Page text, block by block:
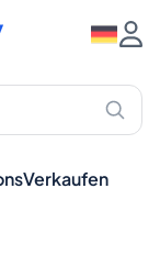
Verkaufen